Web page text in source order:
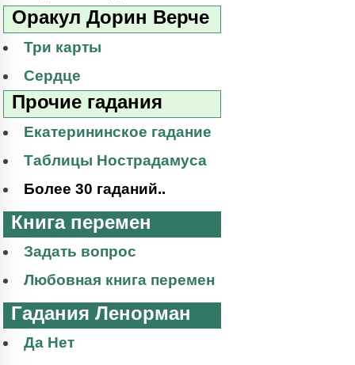
Оракул Дорин Верче
Три карты
Сердце
Прочие гадания
Екатерининское гадание
Таблицы Нострадамуса
Более 30 гаданий..
Книга перемен
Задать вопрос
Любовная книга перемен
Гадания Ленорман
Да Нет